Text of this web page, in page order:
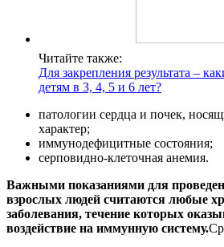
Читайте также:
Для закрепления результата –
детям в 3, 4, 5 и 6 лет?
патологии сердца и почек,
характер;
иммунодефицитные состояния;
серповидно-клеточная анемия.
Важными показаниями для
взрослых людей считаются любые
заболевания, течение которых
воздействие на иммунную систему.